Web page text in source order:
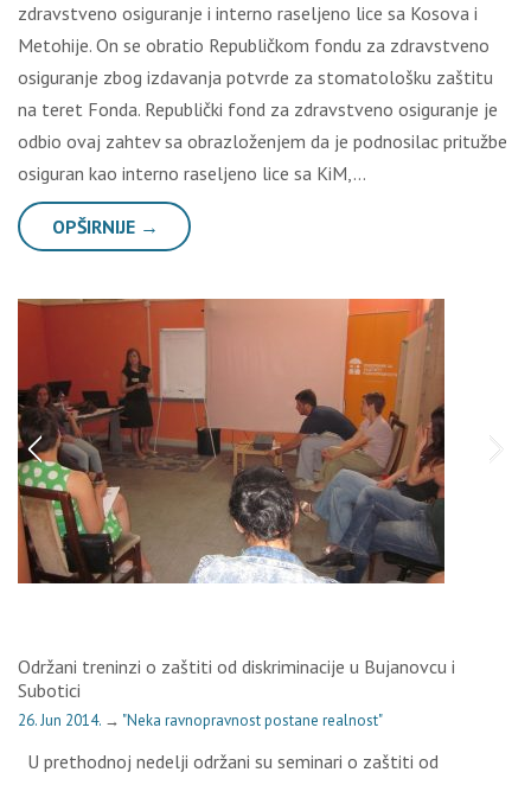
zdravstveno osiguranje i interno raseljeno lice sa Kosova i
Metohije. On se obratio Republičkom fondu za zdravstveno
osiguranje zbog izdavanja potvrde za stomatološku zaštitu
na teret Fonda. Republički fond za zdravstveno osiguranje je
odbio ovaj zahtev sa obrazloženjem da je podnosilac pritužbe
osiguran kao interno raseljeno lice sa KiM,…
OPŠIRNIJE →
Održani treninzi o zaštiti od diskriminacije u Bujanovcu i
Subotici
26. Jun 2014. → "Neka ravnopravnost postane realnost"
U prethodnoj nedelji održani su seminari o zaštiti od